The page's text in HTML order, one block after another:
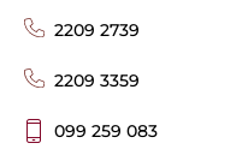
2209 2739
2209 3359
099 259 083